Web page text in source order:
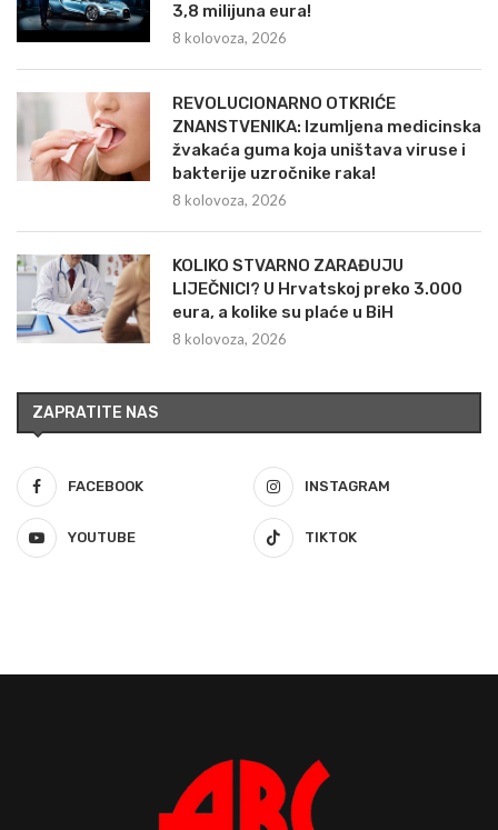
3,8 milijuna eura!
8 kolovoza, 2026
REVOLUCIONARNO OTKRIĆE
ZNANSTVENIKA: Izumljena medicinska
žvakaća guma koja uništava viruse i
bakterije uzročnike raka!
8 kolovoza, 2026
KOLIKO STVARNO ZARAĐUJU
LIJEČNICI? U Hrvatskoj preko 3.000
eura, a kolike su plaće u BiH
8 kolovoza, 2026
ZAPRATITE NAS
FACEBOOK INSTAGRAM
YOUTUBE TIKTOK